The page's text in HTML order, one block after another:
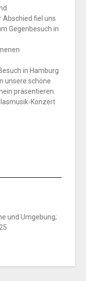
fiel uns
Gegenbesuch in
in Hamburg
unsere schöne
präsentieren.
Konzert
und Umgebung;